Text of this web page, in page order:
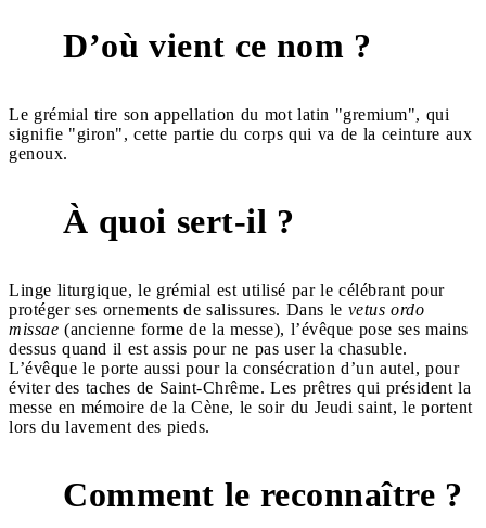
D’où vient ce nom ?
Le grémial tire son appellation du mot latin "gremium", qui
signifie "giron", cette partie du corps qui va de la ceinture aux
genoux.
À quoi sert-il ?
Linge liturgique, le grémial est utilisé par le célébrant pour
protéger ses ornements de salissures. Dans le vetus ordo
missae (ancienne forme de la messe), l’évêque pose ses mains
dessus quand il est assis pour ne pas user la chasuble.
L’évêque le porte aussi pour la consécration d’un autel, pour
éviter des taches de Saint-Chrême. Les prêtres qui président la
messe en mémoire de la Cène, le soir du Jeudi saint, le portent
lors du lavement des pieds.
Comment le reconnaître ?